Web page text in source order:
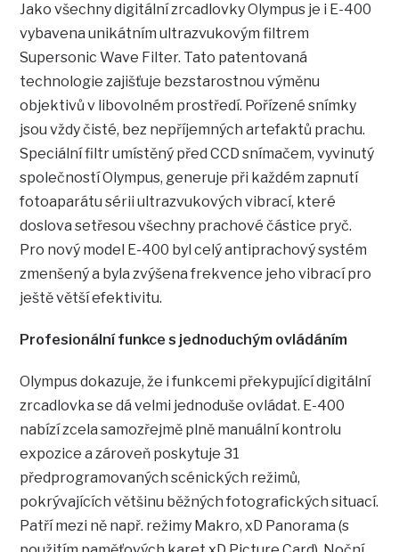
Jako všechny digitální zrcadlovky Olympus je i E-400
vybavena unikátním ultrazvukovým filtrem
Supersonic Wave Filter. Tato patentovaná
technologie zajišťuje bezstarostnou výměnu
objektivů v libovolném prostředí. Pořízené snímky
jsou vždy čisté, bez nepříjemných artefaktů prachu.
Speciální filtr umístěný před CCD snímačem, vyvinutý
společností Olympus, generuje při každém zapnutí
fotoaparátu sérii ultrazvukových vibrací, které
doslova setřesou všechny prachové částice pryč.
Pro nový model E-400 byl celý antiprachový systém
zmenšený a byla zvýšena frekvence jeho vibrací pro
ještě větší efektivitu.
Profesionální funkce s jednoduchým ovládáním
Olympus dokazuje, že i funkcemi překypující digitální
zrcadlovka se dá velmi jednoduše ovládat. E-400
nabízí zcela samozřejmě plně manuální kontrolu
expozice a zároveň poskytuje 31
předprogramovaných scénických režimů,
pokrývajících většinu běžných fotografických situací.
Patří mezi ně např. režimy Makro, xD Panorama (s